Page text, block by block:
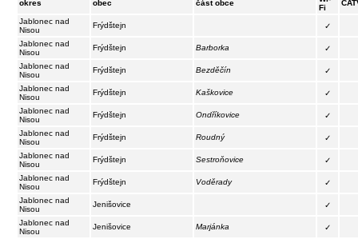
okres obec část obce
Fi
Jablonec nad
Nisou
Frýdštejn
✓
Jablonec nad
Nisou
Frýdštejn Barborka
✓
Jablonec nad
Nisou
Frýdštejn Bezděčín
✓
Jablonec nad
Nisou
Frýdštejn Kaškovice
✓
Jablonec nad
Nisou
Frýdštejn Ondříkovice
✓
Jablonec nad
Nisou
Frýdštejn Roudný
✓
Jablonec nad
Nisou
Frýdštejn Sestroňovice
✓
Jablonec nad
Nisou
Frýdštejn Voděrady
✓
Jablonec nad
Nisou
Jenišovice
✓
Jablonec nad
Nisou
Jenišovice Marjánka
✓